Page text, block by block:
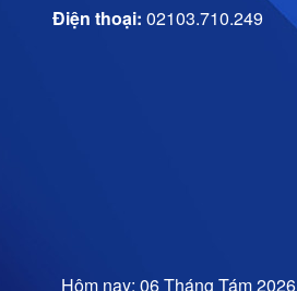
Điện thoại: 02103.710.249
Hôm nay: 06 Tháng Tám 2026